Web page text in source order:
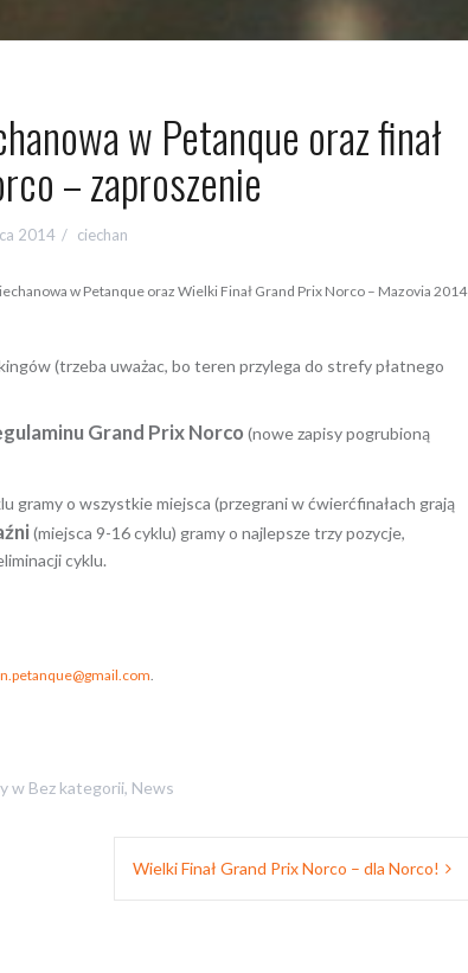
w Petanque oraz finał
– zaproszenie
2014 ciechan
w Petanque oraz Wielki Finał Grand Prix Norco – Mazovia 2014
(trzeba uważac, bo teren przylega do strefy płatnego
Grand Prix Norco (nowe zapisy pogrubioną
gramy o wszystkie miejsca (przegrani w ćwierćfinałach grają
(miejsca 9-16 cyklu) gramy o najlepsze trzy pozycje,
cyklu.
.
w Bez kategorii, News
Wielki Finał Grand Prix Norco – dla Norco!